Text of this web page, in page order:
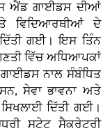
ਐਂਡ ਗਾਈਡਸ ਦੀਆਂ
ਵਿਦਿਆਰਥੀਆਂ ਦੇ
ਗਈ। ਇਸ ਤਿੰਨ
ਵਿੱਚ ਅਧਿਆਪਕਾਂ
ਨਾਲ ਸੰਬੰਧਿਤ
ਸੇਵਾ ਭਾਵਨਾ ਅਤੇ
ਦਿੱਤੀ ਗਈ।
ਸਟੇਟ ਸੈਕਰੇਟਰੀ